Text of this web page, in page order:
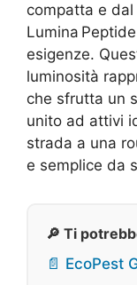
compatta e
Lumina
esigenze.
luminosità
che sfrutta un
unito ad attivi
strada a una
e semplice da
🔎 Ti
📄 EcoPest